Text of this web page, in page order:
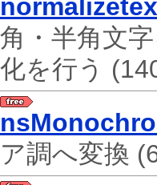
角・半角文
化を行う
ア調へ変換